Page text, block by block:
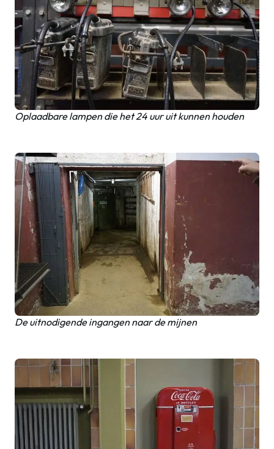
Oplaadbare lampen die het 24 uur uit kunnen houden
De uitnodigende ingangen naar de mijnen